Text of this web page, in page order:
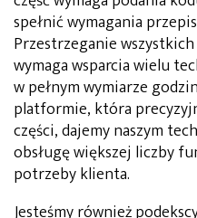
spełnić wymagania
Przestrzeganie
wymaga wsparcia wielu
w pełnym wymiarze
platformie, która
części, dajemy naszym
obsługę większej liczby
potrzeby klienta.